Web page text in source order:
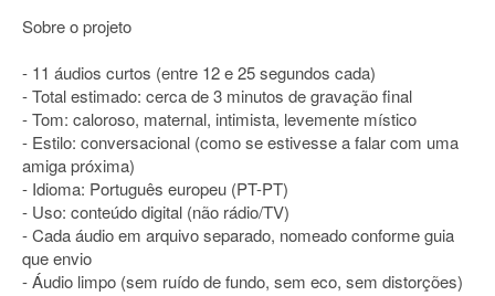
Sobre o projeto
- 11 áudios curtos (entre 12 e 25 segundos cada)
- Total estimado: cerca de 3 minutos de gravação final
- Tom: caloroso, maternal, intimista, levemente místico
- Estilo: conversacional (como se estivesse a falar com uma
amiga próxima)
- Idioma: Português europeu (PT-PT)
- Uso: conteúdo digital (não rádio/TV)
- Cada áudio em arquivo separado, nomeado conforme guia
que envio
- Áudio limpo (sem ruído de fundo, sem eco, sem distorções)